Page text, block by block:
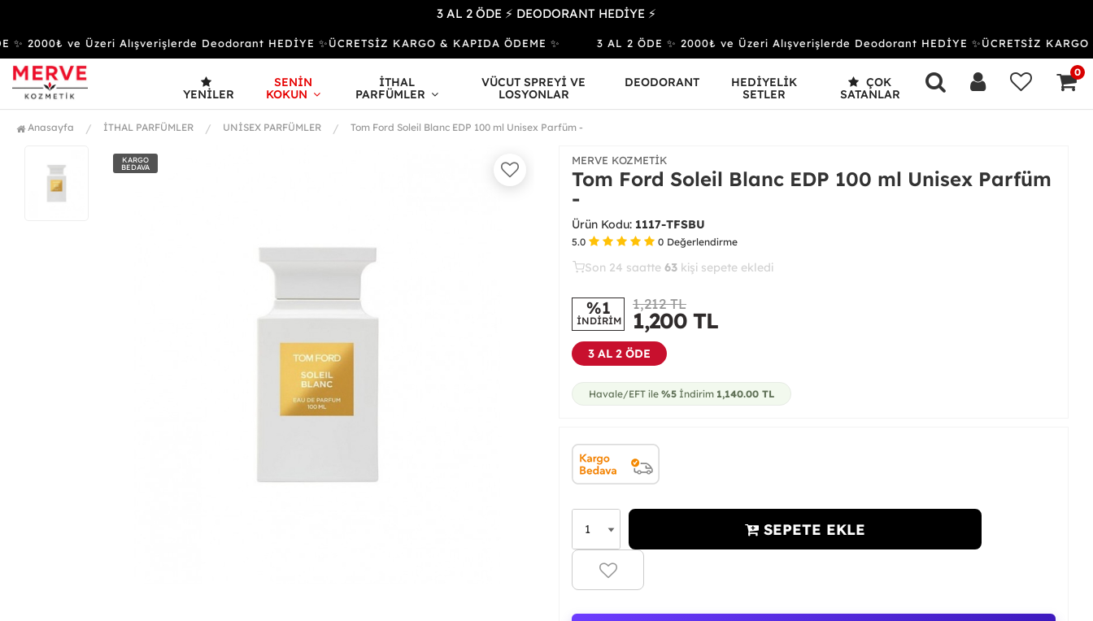
3 AL 2 ÖDE ⚡ DEODORANT HEDİYE ⚡
2000₺ ve Üzeri Alışverişlerde Deodorant HEDİYE ✨ÜCRETSİZ KARGO & KAPIDA ÖDEME ✨ 3 AL 2 ÖDE ✨ 2000₺ ve Üzeri Alışverişlerde Deodorant HEDİYE ✨ÜCRETSİZ KARGO &
YENILER
SENİN
KOKUN
İTHAL
PARFÜMLER
VÜCUT SPREYİ VE
LOSYONLAR
DEODORANT
HEDİYELİK
SETLER
ÇOK
SATANLAR
0
Anasayfa İTHAL PARFÜMLER UNİSEX PARFÜMLER Tom Ford Soleil Blanc EDP 100 ml Unisex Parfüm -
KARGO
BEDAVA
MERVE KOZMETIK
Tom Ford Soleil Blanc EDP 100 ml Unisex Parfüm
-
Ürün Kodu: 1117-TFSBU
5.0 0 Değerlendirme
33 65
Son 24 saatte 27 kişi satın aldı
%1
İNDİRİM
1,212 TL
1,200 TL
3 AL 2 ÖDE
Havale/EFT ile %5 İndirim 1,140.00 TL
SEPETE EKLE